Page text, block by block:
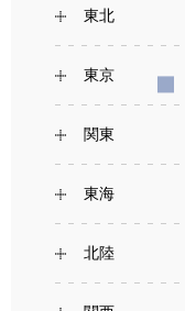
東北
東京
関東
東海
北陸